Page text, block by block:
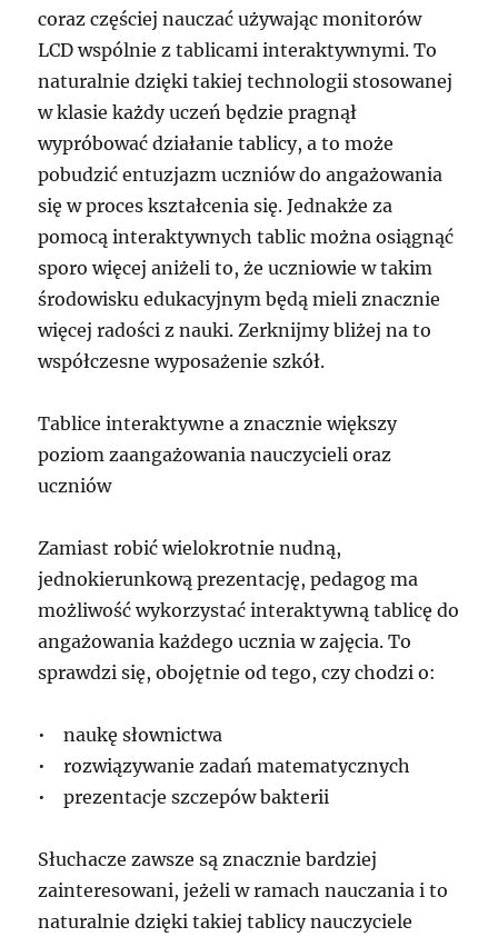
coraz częściej nauczać używając monitorów
LCD wspólnie z tablicami interaktywnymi. To
naturalnie dzięki takiej technologii stosowanej
w klasie każdy uczeń będzie pragnął
wypróbować działanie tablicy, a to może
pobudzić entuzjazm uczniów do angażowania
się w proces kształcenia się. Jednakże za
pomocą interaktywnych tablic można osiągnąć
sporo więcej aniżeli to, że uczniowie w takim
środowisku edukacyjnym będą mieli znacznie
więcej radości z nauki. Zerknijmy bliżej na to
współczesne wyposażenie szkół.
Tablice interaktywne a znacznie większy
poziom zaangażowania nauczycieli oraz
uczniów
Zamiast robić wielokrotnie nudną,
jednokierunkową prezentację, pedagog ma
możliwość wykorzystać interaktywną tablicę do
angażowania każdego ucznia w zajęcia. To
sprawdzi się, obojętnie od tego, czy chodzi o:
• naukę słownictwa
• rozwiązywanie zadań matematycznych
• prezentacje szczepów bakterii
Słuchacze zawsze są znacznie bardziej
zainteresowani, jeżeli w ramach nauczania i to
naturalnie dzięki takiej tablicy nauczyciele